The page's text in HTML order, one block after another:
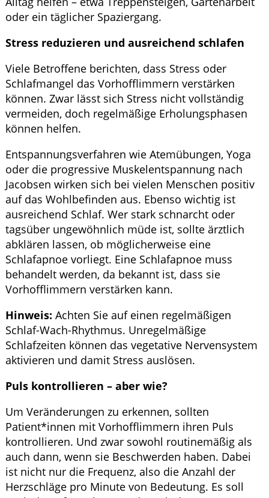
oder ein täglicher Spaziergang.
Stress reduzieren und ausreichend schlafen
Viele Betroffene berichten, dass Stress oder
Schlafmangel das Vorhofflimmern verstärken
können. Zwar lässt sich Stress nicht vollständig
vermeiden, doch regelmäßige Erholungsphasen
können helfen.
Entspannungsverfahren wie Atemübungen, Yoga
oder die progressive Muskelentspannung nach
Jacobsen wirken sich bei vielen Menschen positiv
auf das Wohlbefinden aus. Ebenso wichtig ist
ausreichend Schlaf. Wer stark schnarcht oder
tagsüber ungewöhnlich müde ist, sollte ärztlich
abklären lassen, ob möglicherweise eine
Schlafapnoe vorliegt. Eine Schlafapnoe muss
behandelt werden, da bekannt ist, dass sie
Vorhofflimmern verstärken kann.
Hinweis: Achten Sie auf einen regelmäßigen
Schlaf-Wach-Rhythmus. Unregelmäßige
Schlafzeiten können das vegetative Nervensystem
aktivieren und damit Stress auslösen.
Puls kontrollieren – aber wie?
Um Veränderungen zu erkennen, sollten
Patient*innen mit Vorhofflimmern ihren Puls
kontrollieren. Und zwar sowohl routinemäßig als
auch dann, wenn sie Beschwerden haben. Dabei
ist nicht nur die Frequenz, also die Anzahl der
Herzschläge pro Minute von Bedeutung. Es soll